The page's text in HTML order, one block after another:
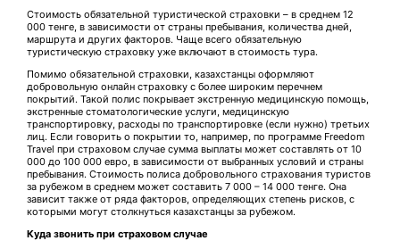
Стоимость обязательной туристической страховки – в среднем 12
000 тенге, в зависимости от страны пребывания, количества дней,
маршрута и других факторов. Чаще всего обязательную
туристическую страховку уже включают в стоимость тура.
Помимо обязательной страховки, казахстанцы оформляют
добровольную онлайн страховку с более широким перечнем
покрытий. Такой полис покрывает экстренную медицинскую помощь,
экстренные стоматологические услуги, медицинскую
транспортировку, расходы по транспортировке (если нужно) третьих
лиц. Если говорить о покрытии то, например, по программе Freedom
Travel при страховом случае сумма выплаты может составлять от 10
000 до 100 000 евро, в зависимости от выбранных условий и страны
пребывания. Стоимость полиса добровольного страхования туристов
за рубежом в среднем может составить 7 000 – 14 000 тенге. Она
зависит также от ряда факторов, определяющих степень рисков, с
которыми могут столкнуться казахстанцы за рубежом.
Куда звонить при страховом случае